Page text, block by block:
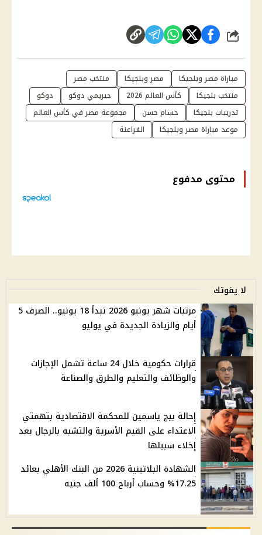
شارك
مباراة مصر وبلجيكا مصر وبلجيكا
منتخب مصر
منتخب بلجيكا
كأس العالم 2026 جيريمي دوكو
دوكو
تدريبات بلجيكا
حسام حسن
مجموعة مصر في كأس العالم
موعد مباراة مصر وبلجيكا
الفراعنة
محتوى مدفوع
لا يفوتك
مرتبات شهر يونيو 2026 تبدأ 18 يونيو.. الصرف 5
أيام والزيادة الجديدة في يوليو
قرارات حكومية خلال 24 ساعة تشمل الإجازات
والوظائف والتعليم والطرق والصناعة
إحالة بيج ياسمين للمحكمة الاقتصادية بتهمتي
الاعتداء على القيم الأسرية والتشبه بالرجال بعد
إخلاء سبيلها
الشهادة البلاتينية 2026 من البنك الأهلي بعائد
17.25% وحساب أرباح 100 ألف جنيه